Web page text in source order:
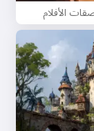
الأفلام